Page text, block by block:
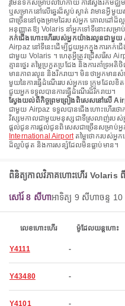
រ៉ូមែនទិកសម្រាប់លំហែកាយ ការស្វែងរកម
ឬសម្រាកនៅលើឆ្នេរដ៏ស្ងប់ស្ងាត់ វាមានអ្វី
ជាច្រើននៅចុងម្រាមដៃរបស់អ្នក គោលដៅដ៏ល្
អនុញ្ញាតឱ្យ Volaris នាំអ្នកទៅទីនោះសម្
កក់ជើងហោះហើររបស់អ្នកយ៉ាងរលូនជាមួយ
Airpaz នៅទីនេះដើម្បីជួយអ្នកក្នុងការក
ជាមួយ Volaris ។ ហេតុអ្វីត្រូវជ្រើសរើស
គ្មានថ្នេរ តម្លៃប្រកួតប្រជែង និងការគាំទ្រអ
មានភាពរលូន និងរីករាយ។ មិនថាអ្នកម
មួយនៃការធ្វើដំណើររបស់អ្នកទេ ក្រុមដែល
ជួយអ្នកទទួលបានការធ្វើដំណើរដ៏រីករាយ។
ស្វែងយល់ពីកិច្ចព្រមព្រៀងពិសេសនៅលើ
ជាមួយ Airpaz ទទួលបានជើងហោះហើរថោ
វិស្សមកាលជាមួយមនុស្សជាទីស្រលាញ់របស់អ្
ផ្តល់ជូនការផ្តល់ជូនពិសេសជាច្រើនសម្រាប់អ្
International Airportតម្លៃថោករបស់អ្ន
ដ៏ល្អបំផុត និងការសន្សំដែលមិនធ្លាប់មាន។
ពិនិត្យកាលវិភាគហោះហើរ
សៅរ៍ 8 សីហាអាទិត្យ 9 សីហាចន្ទ
លេខហោះហើរ ម៉ូដែលយន្តហោះ
Y4111 -
Y43480 -
Y4101 -